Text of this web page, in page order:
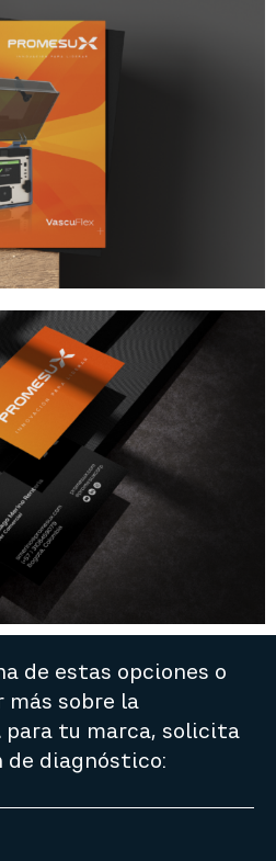
de estas opciones o
más sobre la
para tu marca, solicita
de diagnóstico:​